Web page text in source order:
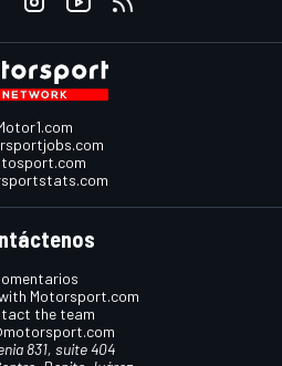
Motorsport.com
the team
831, suite 404